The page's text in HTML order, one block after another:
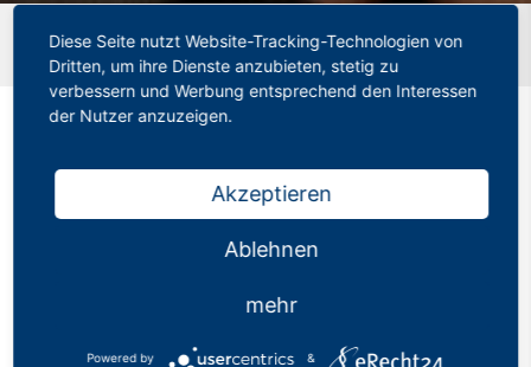
Startseite »
Kölner Chaos lässt Familien und Gymnasien
verzweifeln
Kölner Chaos lässt
Familien und Gymnasien
verzweifeln
Pressemitteilungen
Veröffentlicht: 21.03.2022
Diese Seite nutzt Website-Tracking-Technologien von
Dritten, um ihre Dienste anzubieten, stetig zu
verbessern und Werbung entsprechend den Interessen
der Nutzer anzuzeigen.
Akzeptieren
Ablehnen
mehr
Powered by &